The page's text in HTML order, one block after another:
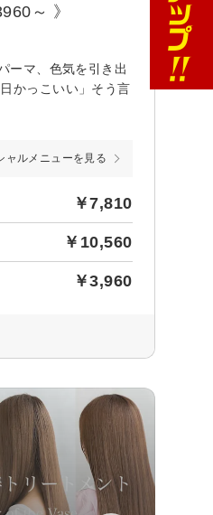
～ 》
ーマ、色気を引き出
かっこいい」そう言
ャルメニューを見る
￥7,810
￥10,560
￥3,960